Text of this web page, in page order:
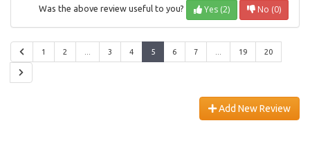
Was the above review useful to you? Yes (2) No (0)
1 2 3 4 5 6 7 19 20
Add New Review